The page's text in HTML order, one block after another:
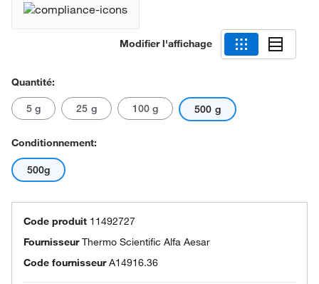
Modifier l'affichage
Quantité:
5 g 25 g 100 g 500 g
Conditionnement:
500g
Code produit 11492727
FournisseurThermo Scientific Alfa Aesar
Code fournisseur A14916.36